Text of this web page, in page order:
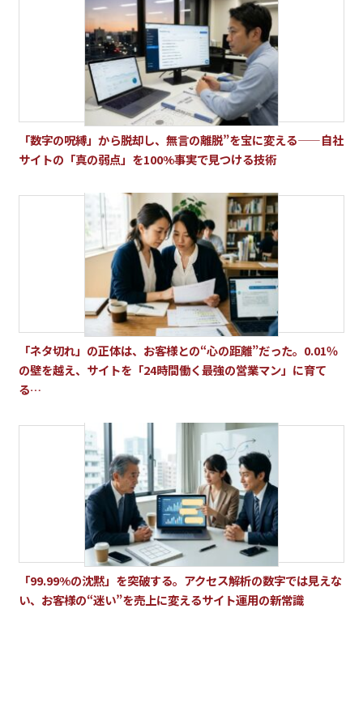
「数字の呪縛」から脱却し、無言の離脱”を宝に変える——自社
サイトの「真の弱点」を100%事実で見つける技術
「ネタ切れ」の正体は、お客様との“心の距離”だった。0.01％
の壁を越え、サイトを「24時間働く最強の営業マン」に育て
る…
「99.99%の沈黙」を突破する。アクセス解析の数字では見えな
い、お客様の“迷い”を売上に変えるサイト運用の新常識